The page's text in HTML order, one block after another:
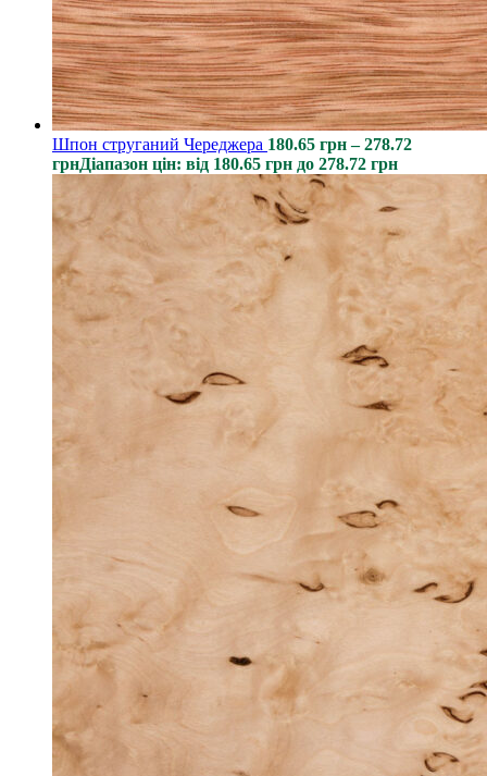
Шпон струганий Череджера 180.65 грн – 278.72
грнДіапазон цін: від 180.65 грн до 278.72 грн